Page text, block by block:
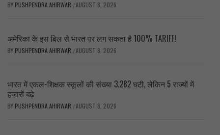
BY PUSHPENDRA AHIRWAR /AUGUST 8, 2026
अमेरिका के इस बिल से भारत पर लग सकता है 100% TARIFF!
BY PUSHPENDRA AHIRWAR /AUGUST 8, 2026
भारत में एकल-शिक्षक स्कूलों की संख्या 3,282 घटी, लेकिन 5 राज्यों में
हजारों बढ़े
BY PUSHPENDRA AHIRWAR /AUGUST 8, 2026